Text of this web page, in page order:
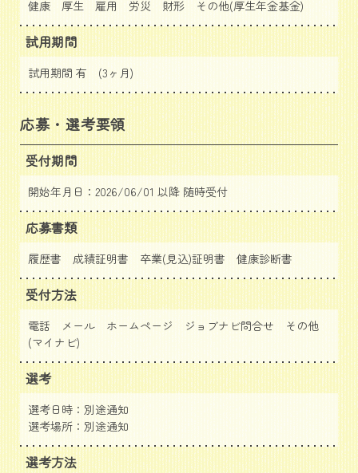
健康 厚生 雇用 労災 財形 その他(厚生年金基金)
試用期間
試用期間 有 (3ヶ月)
応募・選考要領
受付期間
開始年月日：2026/06/01 以降 随時受付
応募書類
履歴書 成績証明書 卒業(見込)証明書 健康診断書
受付方法
電話 メール ホームページ ジョブナビ問合せ その他
(マイナビ)
選考
選考日時：別途通知
選考場所：別途通知
選考方法